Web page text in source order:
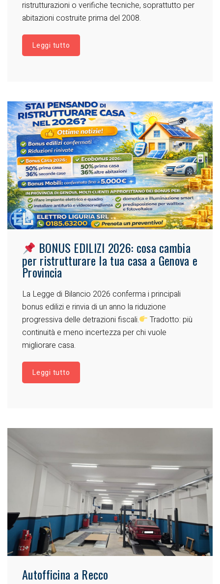
ristrutturazioni o verifiche tecniche, soprattutto per
abitazioni costruite prima del 2008.
Leggi tutto
BONUS EDILIZI 2026: cosa cambia
per ristrutturare la tua casa a Genova e
Provincia
La Legge di Bilancio 2026 conferma i principali
bonus edilizi e rinvia di un anno la riduzione
progressiva delle detrazioni fiscali.
Tradotto: più
continuità e meno incertezza per chi vuole
migliorare casa.
Leggi tutto
Autofficina a Recco